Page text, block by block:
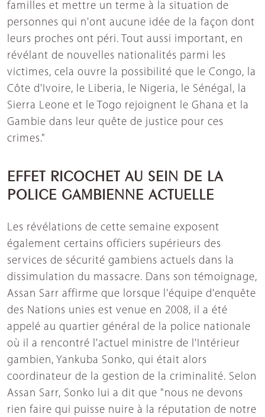
familles et mettre un terme à la situation de
personnes qui n'ont aucune idée de la façon dont
leurs proches ont péri. Tout aussi important, en
révélant de nouvelles nationalités parmi les
victimes, cela ouvre la possibilité que le Congo, la
Côte d'Ivoire, le Liberia, le Nigeria, le Sénégal, la
Sierra Leone et le Togo rejoignent le Ghana et la
Gambie dans leur quête de justice pour ces
crimes."
EFFET RICOCHET AU SEIN DE LA
POLICE GAMBIENNE ACTUELLE
Les révélations de cette semaine exposent
également certains officiers supérieurs des
services de sécurité gambiens actuels dans la
dissimulation du massacre. Dans son témoignage,
Assan Sarr affirme que lorsque l'équipe d'enquête
des Nations unies est venue en 2008, il a été
appelé au quartier général de la police nationale
où il a rencontré l'actuel ministre de l'Intérieur
gambien, Yankuba Sonko, qui était alors
coordinateur de la gestion de la criminalité. Selon
Assan Sarr, Sonko lui a dit que "nous ne devons
rien faire qui puisse nuire à la réputation de notre